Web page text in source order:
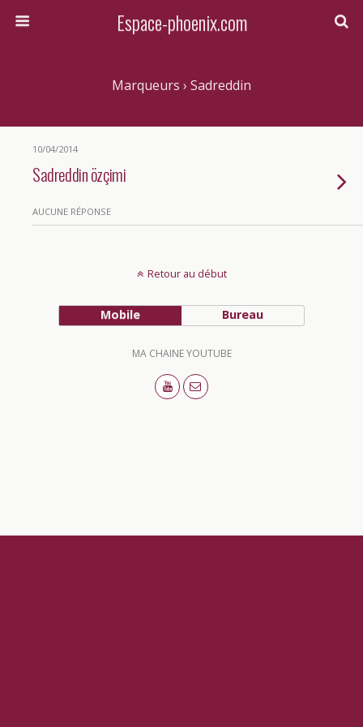
Espace-phoenix.com
Marqueurs › Sadreddin
10/04/2014
Sadreddin özçimi
AUCUNE RÉPONSE
Retour au début
Mobile Bureau
MA CHAINE YOUTUBE